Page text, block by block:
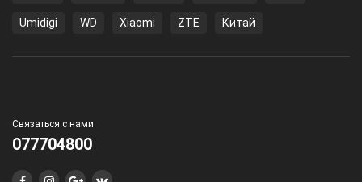
Umidigi WD Xiaomi ZTE Китай
Связаться с нами
077704800